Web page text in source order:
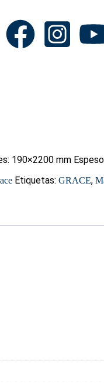
190×2200 mm
Etiquetas: GRACE,